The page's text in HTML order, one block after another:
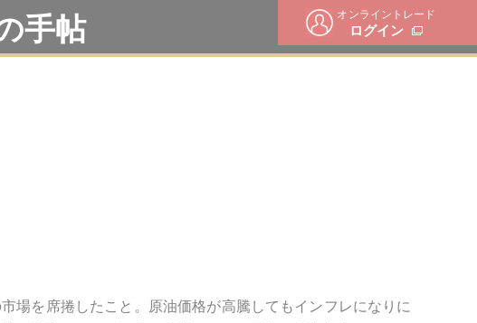
オンライントレード
ログイン
手帖
場を席捲したこと。原油価格が高騰してもインフレになりに